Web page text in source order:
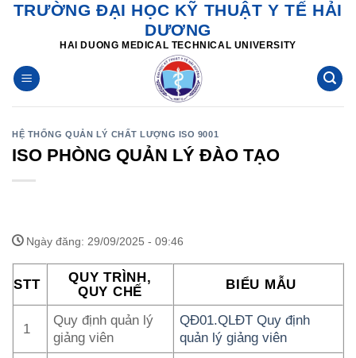
SkipTRƯỜNG ĐẠI HỌC KỸ THUẬT Y TẾ HẢI
DƯƠNG
HAI DUONG MEDICAL TECHNICAL UNIVERSITY
HỆ THỐNG QUẢN LÝ CHẤT LƯỢNG ISO 9001
ISO PHÒNG QUẢN LÝ ĐÀO TẠO
Ngày đăng: 29/09/2025 - 09:46
STT
QUY TRÌNH,
QUY CHẾ
BIỂU MẪU
1
Quy định quản lý
giảng viên
QĐ01.QLĐT Quy định
quản lý giảng viên